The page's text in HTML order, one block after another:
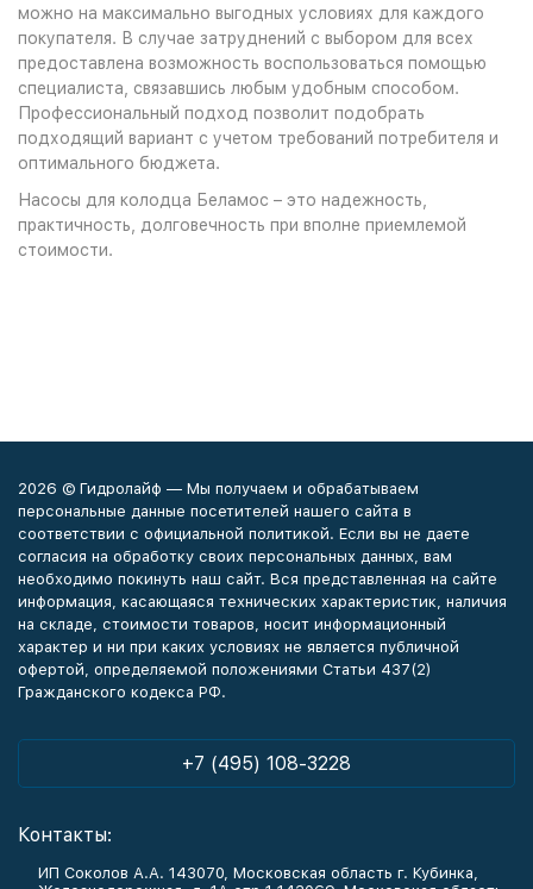
можно на максимально выгодных условиях для каждого
покупателя. В случае затруднений с выбором для всех
предоставлена возможность воспользоваться помощью
специалиста, связавшись любым удобным способом.
Профессиональный подход позволит подобрать
подходящий вариант с учетом требований потребителя и
оптимального бюджета.
Насосы для колодца Беламос – это надежность,
практичность, долговечность при вполне приемлемой
стоимости.
2026 © Гидролайф — Мы получаем и обрабатываем
персональные данные посетителей нашего сайта в
соответствии с официальной политикой. Если вы не даете
согласия на обработку своих персональных данных, вам
необходимо покинуть наш сайт. Вся представленная на сайте
информация, касающаяся технических характеристик, наличия
на складе, стоимости товаров, носит информационный
характер и ни при каких условиях не является публичной
офертой, определяемой положениями Статьи 437(2)
Гражданского кодекса РФ.
+7 (495) 108-3228
Контакты:
ИП Соколов А.А. 143070, Московская область г. Кубинка,